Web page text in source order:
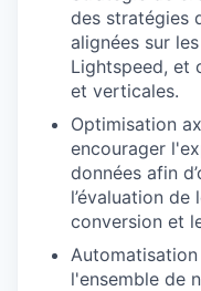
des stratégies
alignées sur
Lightspeed, et
et verticales.
Optimisation
encourager
données afin
l’évaluation
conversion et
l'ensemble de